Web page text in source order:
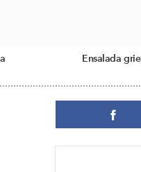
Ensalada